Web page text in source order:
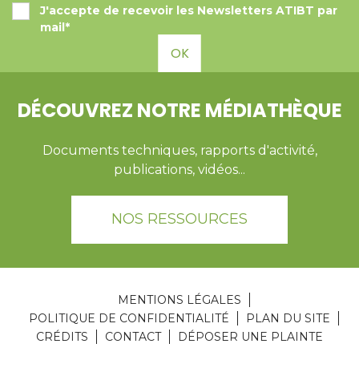
J'accepte de recevoir les Newsletters ATIBT par
mail*
OK
DÉCOUVREZ NOTRE MÉDIATHÈQUE
Documents techniques, rapports d'activité,
publications, vidéos...
NOS RESSOURCES
MENTIONS LÉGALES
POLITIQUE DE CONFIDENTIALITÉ
PLAN DU SITE
CRÉDITS
CONTACT DÉPOSER UNE PLAINTE